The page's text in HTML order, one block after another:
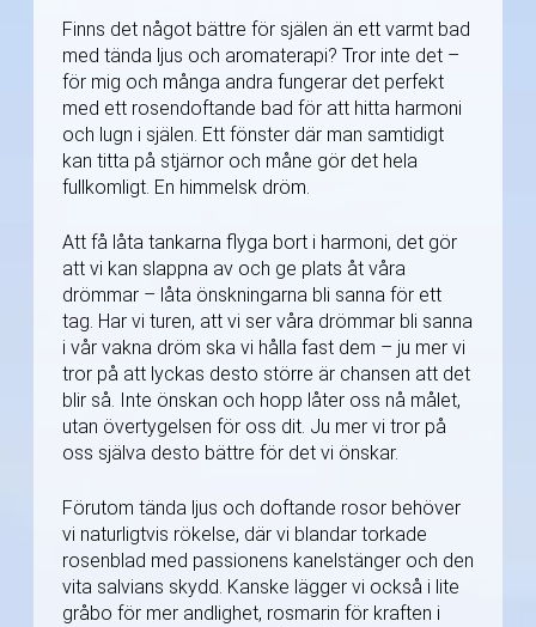
Finns det något bättre för själen än ett varmt bad
med tända ljus och aromaterapi? Tror inte det –
för mig och många andra fungerar det perfekt
med ett rosendoftande bad för att hitta harmoni
och lugn i själen. Ett fönster där man samtidigt
kan titta på stjärnor och måne gör det hela
fullkomligt. En himmelsk dröm.
Att få låta tankarna flyga bort i harmoni, det gör
att vi kan slappna av och ge plats åt våra
drömmar – låta önskningarna bli sanna för ett
tag. Har vi turen, att vi ser våra drömmar bli sanna
i vår vakna dröm ska vi hålla fast dem – ju mer vi
tror på att lyckas desto större är chansen att det
blir så. Inte önskan och hopp låter oss nå målet,
utan övertygelsen för oss dit. Ju mer vi tror på
oss själva desto bättre för det vi önskar.
Förutom tända ljus och doftande rosor behöver
vi naturligtvis rökelse, där vi blandar torkade
rosenblad med passionens kanelstänger och den
vita salvians skydd. Kanske lägger vi också i lite
gråbo för mer andlighet, rosmarin för kraften i